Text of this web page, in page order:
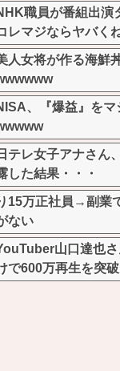
職員が番組出演
マジならヤバく
人女将が作る海鮮
、『爆益』をマ
テレ女子アナさん
した結果・・・
15万正社員→副業
ない
山口達也
で600万再生を突